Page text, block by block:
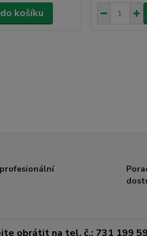
košíku
obrátit na tel. č.: 731 199